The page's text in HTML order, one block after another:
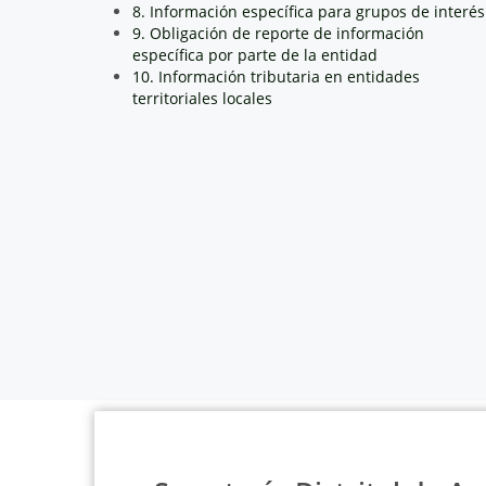
8. Información específica para grupos de interés
9. Obligación de reporte de información
específica por parte de la entidad
10. Información tributaria en entidades
territoriales locales